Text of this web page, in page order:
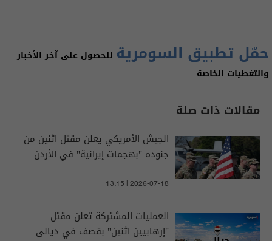
حمّل تطبيق السومرية للحصول على آخر الأخبار
والتغطيات الخاصة
مقالات ذات صلة
الجيش الأمريكي يعلن مقتل اثنين من
جنوده "بهجمات إيرانية" في الأردن
13:15 | 2026-07-18
العمليات المشتركة تعلن مقتل
"إرهابيين اثنين" بقصف في ديالى